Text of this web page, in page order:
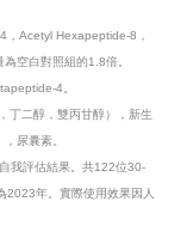
Acetyl Hexapeptide-8，
空白對照組的1.8倍。
4。
丁二醇，雙丙甘醇），新生
尿囊素。
我評估結果。共122位30-
2023年。實際使用效果因人